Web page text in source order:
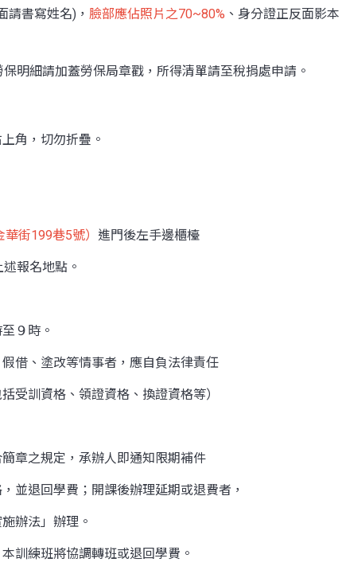
請書寫姓名)， 臉部應佔照片之70~80% 、身分證正反面影
明細請加蓋勞保局章戳，所得清單請至稅捐處申請。
角，切勿折疊。
街199巷5號） 進門後左手邊櫃檯
報名地點。
９時。
借、塗改等情事者，應自負法律責任
受訓資格、領證資格、換證資格等）
章之規定，承辦人即通知限期補件
並退回學費；開課後辦理延期或退費者，
辦法」辦理。
訓練班將協調轉班或退回學費。